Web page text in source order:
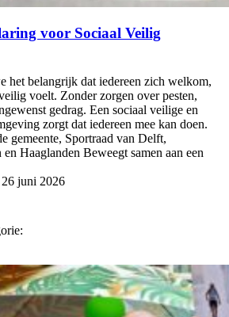
voor Sociaal Veilig
het belangrijk dat iedereen zich welkom,
voelt. Zonder zorgen over pesten,
gedrag. Een sociaal veilige en
zorgt dat iedereen mee kan doen.
gemeente, Sportraad van Delft,
Haaglanden Beweegt samen aan een
26 juni 2026